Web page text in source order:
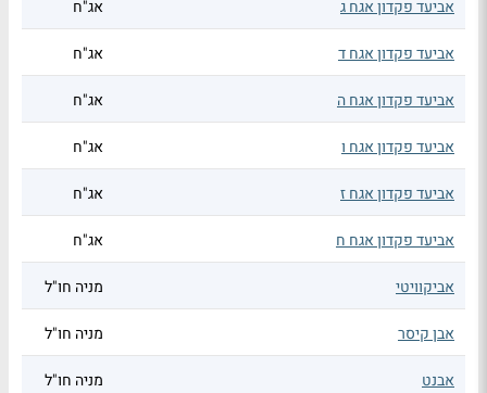
אביעד פקדון אגח ג אג"ח
אביעד פקדון אגח ד אג"ח
אביעד פקדון אגח ה אג"ח
אביעד פקדון אגח ו אג"ח
אביעד פקדון אגח ז אג"ח
אביעד פקדון אגח ח אג"ח
אביקוויטי מניה חו"ל
אבן קיסר מניה חו"ל
אבנט מניה חו"ל